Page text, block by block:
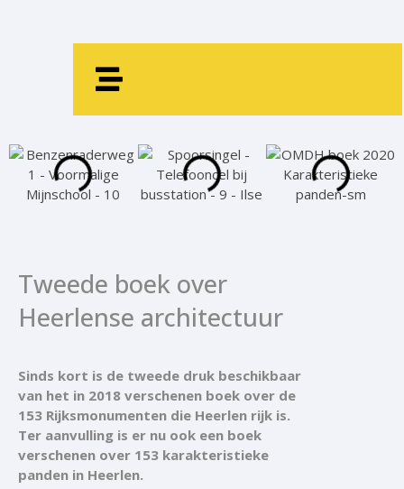
Tweede boek over
Heerlense architectuur
Sinds kort is de tweede druk beschikbaar
van het in 2018 verschenen boek over de
153 Rijksmonumenten die Heerlen rijk is.
Ter aanvulling is er nu ook een boek
verschenen over 153 karakteristieke
panden in Heerlen.